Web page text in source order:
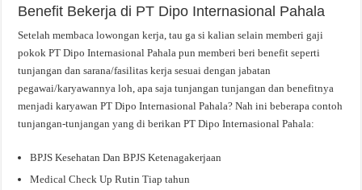
Benefit Bekerja di PT Dipo Internasional Pahala
Setelah membaca lowongan kerja, tau ga si kalian selain memberi gaji
pokok PT Dipo Internasional Pahala pun memberi beri benefit seperti
tunjangan dan sarana/fasilitas kerja sesuai dengan jabatan
pegawai/karyawannya loh, apa saja tunjangan tunjangan dan benefitnya
menjadi karyawan PT Dipo Internasional Pahala? Nah ini beberapa contoh
tunjangan-tunjangan yang di berikan PT Dipo Internasional Pahala:
BPJS Kesehatan Dan BPJS Ketenagakerjaan
Medical Check Up Rutin Tiap tahun